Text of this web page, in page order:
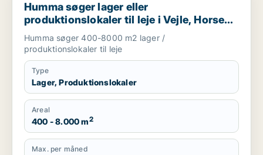
Humma søger lager eller
produktionslokaler til leje i Vejle, Horsens
eller Hedensted
Humma søger 400-8000 m2 lager /
produktionslokaler til leje
Type
Lager, Produktionslokaler
Areal
400 - 8.000 m2
Max. per måned